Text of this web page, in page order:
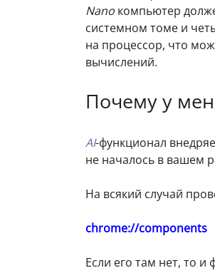
Nano компьютер
системном томе и
на процессор, что
вычислений.
Почему у
AI-функционал
не началось в вашем
На всякий случай
chrome://components
Если его там нет, то и